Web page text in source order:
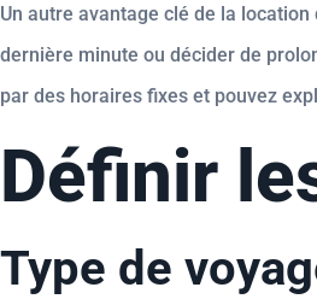
Un autre avantage clé de la
dernière minute ou décider de
par des horaires fixes et pouvez
Définir
Type de